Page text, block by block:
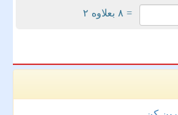
= ۸ بعلاوه ۲